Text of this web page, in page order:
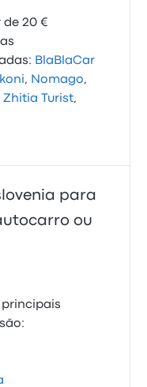
de 20 €
BlaBlaCar
, Nomago,
Zhitia Turist,
para
ou